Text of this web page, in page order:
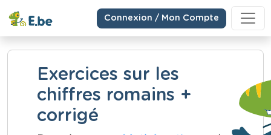
Connexion / Mon Compte
Exercices sur les
chiffres romains +
corrigé